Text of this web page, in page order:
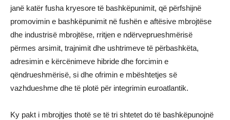
janë katër fusha kryesore të bashkëpunimit, që përfshijnë
promovimin e bashkëpunimit në fushën e aftësive mbrojtëse
dhe industrisë mbrojtëse, rritjen e ndërveprueshmërisë
përmes arsimit, trajnimit dhe ushtrimeve të përbashkëta,
adresimin e kërcënimeve hibride dhe forcimin e
qëndrueshmërisë, si dhe ofrimin e mbështetjes së
vazhdueshme dhe të plotë për integrimin euroatlantik.
Ky pakt i mbrojtjes thotë se të tri shtetet do të bashkëpunojnë